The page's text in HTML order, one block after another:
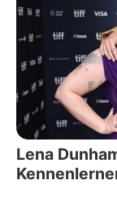
Lena